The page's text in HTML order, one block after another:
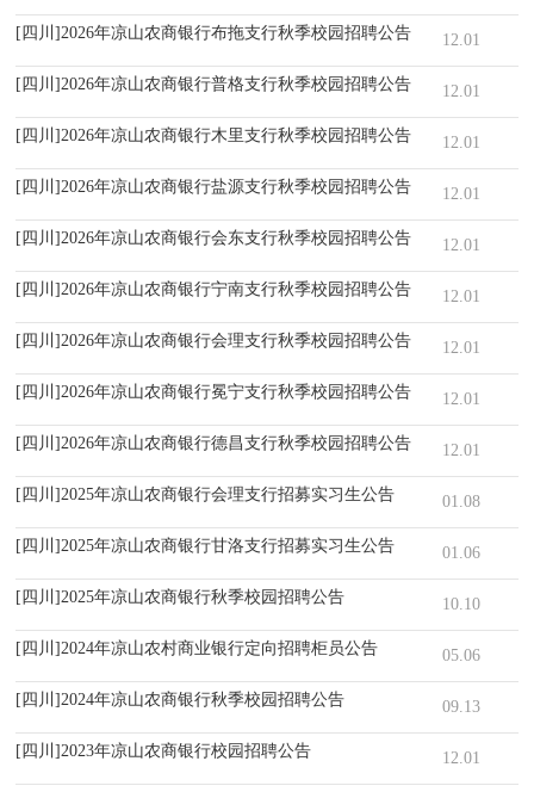
[四川]2026年凉山农商银行布拖支行秋季校园招聘公告 12.01
[四川]2026年凉山农商银行普格支行秋季校园招聘公告 12.01
[四川]2026年凉山农商银行木里支行秋季校园招聘公告 12.01
[四川]2026年凉山农商银行盐源支行秋季校园招聘公告 12.01
[四川]2026年凉山农商银行会东支行秋季校园招聘公告 12.01
[四川]2026年凉山农商银行宁南支行秋季校园招聘公告 12.01
[四川]2026年凉山农商银行会理支行秋季校园招聘公告 12.01
[四川]2026年凉山农商银行冕宁支行秋季校园招聘公告 12.01
[四川]2026年凉山农商银行德昌支行秋季校园招聘公告 12.01
[四川]2025年凉山农商银行会理支行招募实习生公告 01.08
[四川]2025年凉山农商银行甘洛支行招募实习生公告 01.06
[四川]2025年凉山农商银行秋季校园招聘公告 10.10
[四川]2024年凉山农村商业银行定向招聘柜员公告 05.06
[四川]2024年凉山农商银行秋季校园招聘公告 09.13
[四川]2023年凉山农商银行校园招聘公告 12.01